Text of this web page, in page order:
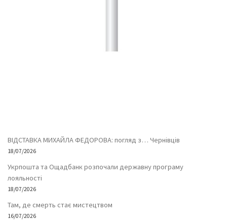
ВІДСТАВКА МИХАЙЛА ФЕДОРОВА: погляд з… Чернівців
18/07/2026
Укрпошта та Ощадбанк розпочали державну програму
лояльності
18/07/2026
Там, де смерть стає мистецтвом
16/07/2026